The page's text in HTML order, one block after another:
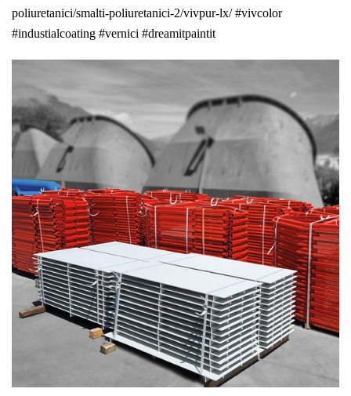
poliuretanici/smalti-poliuretanici-2/vivpur-lx/ #vivcolor
#industialcoating #vernici #dreamitpaintit